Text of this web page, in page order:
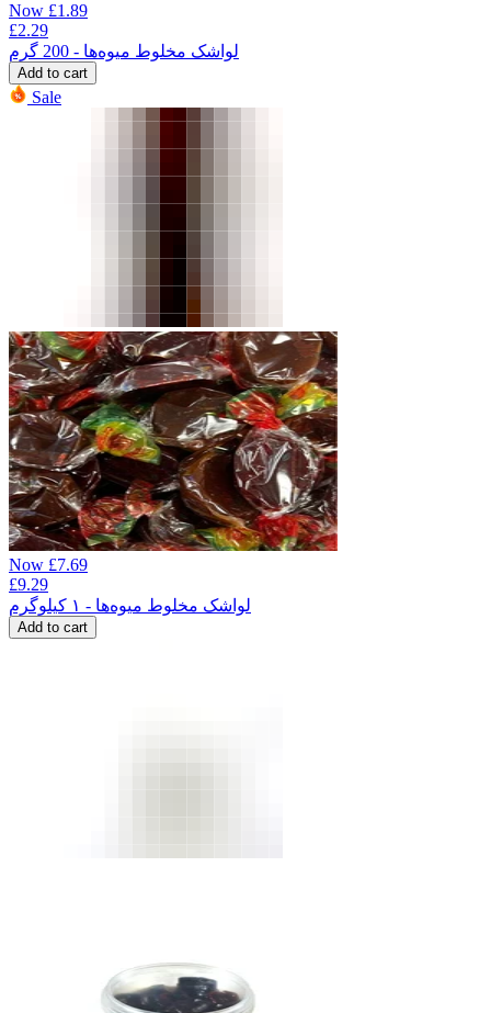
Now £1.89
£2.29
لواشک مخلوط میوه‌ها - 200 گرم
Add to cart
Sale
Now £7.69
£9.29
لواشک مخلوط میوه‌ها - ۱ کیلوگرم
Add to cart